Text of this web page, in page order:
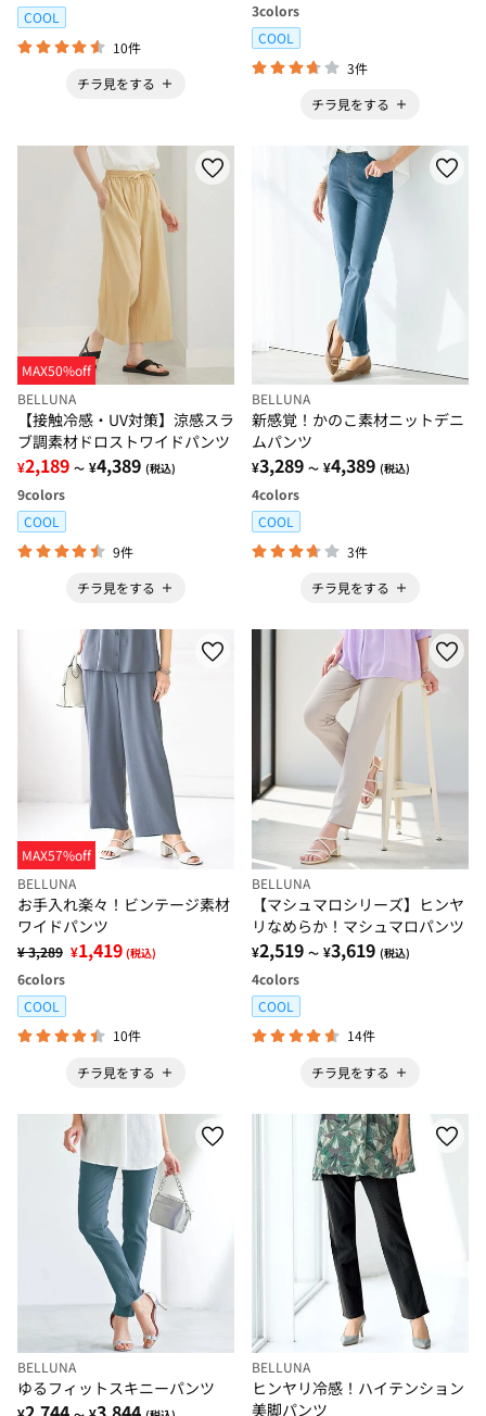
COOL
10件
チラ見をする
3colors
COOL
3件
チラ見をする
MAX50%off
BELLUNA
【接触冷感・UV対策】涼感スラ
ブ調素材ドロストワイドパンツ
¥2,189 ～ ¥4,389 (税込)
9colors
COOL
9件
チラ見をする
BELLUNA
新感覚！かのこ素材ニットデニ
ムパンツ
¥3,289 ～ ¥4,389 (税込)
4colors
COOL
3件
チラ見をする
MAX57%off
BELLUNA
お手入れ楽々！ビンテージ素材
ワイドパンツ
¥ 3,289 ¥1,419 (税込)
6colors
COOL
10件
チラ見をする
BELLUNA
【マシュマロシリーズ】ヒンヤ
リなめらか！マシュマロパンツ
¥2,519 ～ ¥3,619 (税込)
4colors
COOL
14件
チラ見をする
BELLUNA
ゆるフィットスキニーパンツ
BELLUNA
ヒンヤリ冷感！ハイテンション
美脚パンツ